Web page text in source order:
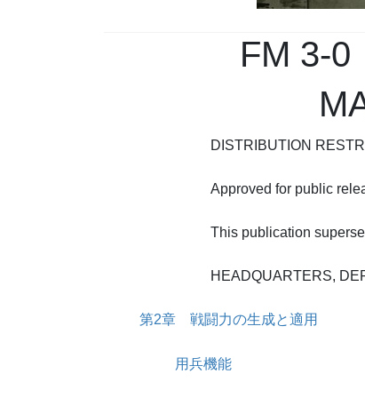
FM 3-
DISTRIBUTION
Approved for public
This publication
HEADQUARTERS,
第2章 戦闘力の生成と適用
用兵機能